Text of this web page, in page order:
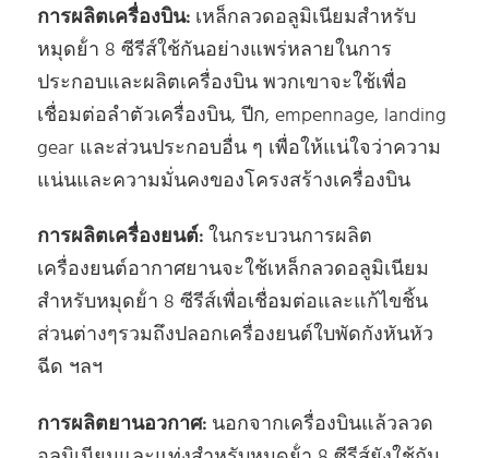
การผลิตเครื่องบิน: เหล็กลวดอลูมิเนียมสําหรับ
หมุดย้ํา 8 ซีรีส์ใช้กันอย่างแพร่หลายในการ
ประกอบและผลิตเครื่องบิน พวกเขาจะใช้เพื่อ
เชื่อมต่อลําตัวเครื่องบิน, ปีก, empennage, landing
gear และส่วนประกอบอื่น ๆ เพื่อให้แน่ใจว่าความ
แน่นและความมั่นคงของโครงสร้างเครื่องบิน
การผลิตเครื่องยนต์:ในกระบวนการผลิต
เครื่องยนต์อากาศยานจะใช้เหล็กลวดอลูมิเนียม
สําหรับหมุดย้ํา 8 ซีรีส์เพื่อเชื่อมต่อและแก้ไขชิ้น
ส่วนต่างๆรวมถึงปลอกเครื่องยนต์ใบพัดกังหันหัว
ฉีด ฯลฯ
การผลิตยานอวกาศ: นอกจากเครื่องบินแล้วลวด